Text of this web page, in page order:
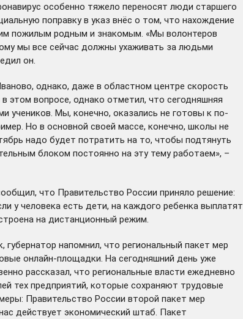
особенно тяжело переносят люди старшего
поправку в указ внёс о том, что нахождение
пожилым родным и знакомым. «Мы волонтеров
мы все сейчас должны ухаживать за людьми
он.
однако, даже в областном центре скорость
этом вопросе, однако отметил, что сегодняшняя
учеников. Мы, конечно, оказались не готовы к по-
Но в основной своей массе, конечно, школы не
надо будет потратить на то, чтобы подтянуть
блоком постоянно на эту тему работаем», –
что Правительство России приняло решение:
у человека есть дети, на каждого ребенка выплатят
на дистанционный режим.
напомнил, что региональный пакет мер
онлайн-площадки. На сегодняшний день уже
рассказал, что региональные власти ежедневно
тех предприятий, которые сохраняют трудовые
Правительство России второй пакет мер
действует экономический штаб . Пакет